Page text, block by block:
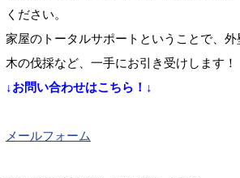
ください。
家屋のトータルサポートということで、
木の伐採など、一手にお引き受けします！
↓お問い合わせはこちら！↓
メールフォーム